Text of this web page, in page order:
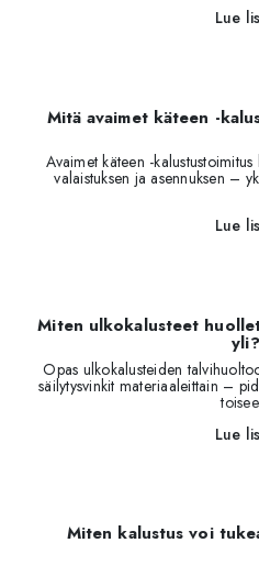
Lue
Mitä avaimet käteen -
Avaimet käteen -
valaistuksen ja asennuksen –
Lue
Miten ulkokalusteet
yli?
Opas ulkokalusteiden
säilytysvinkit materiaaleittain –
Lue
Miten kalustus voi